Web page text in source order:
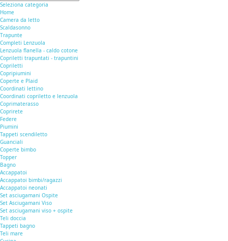
Seleziona categoria
Home
Camera da letto
Scaldasonno
Trapunte
Completi Lenzuola
Lenzuola flanella - caldo cotone
Copriletti trapuntati - trapuntini
Copriletti
Copripiumini
Coperte e Plaid
Coordinati lettino
Coordinati copriletto e lenzuola
Coprimaterasso
Coprirete
Federe
Piumini
Tappeti scendiletto
Guanciali
Coperte bimbo
Topper
Bagno
Accappatoi
Accappatoi bimbi/ragazzi
Accappatoi neonati
Set asciugamani Ospite
Set Asciugamani Viso
Set asciugamani viso + ospite
Teli doccia
Tappeti bagno
Teli mare